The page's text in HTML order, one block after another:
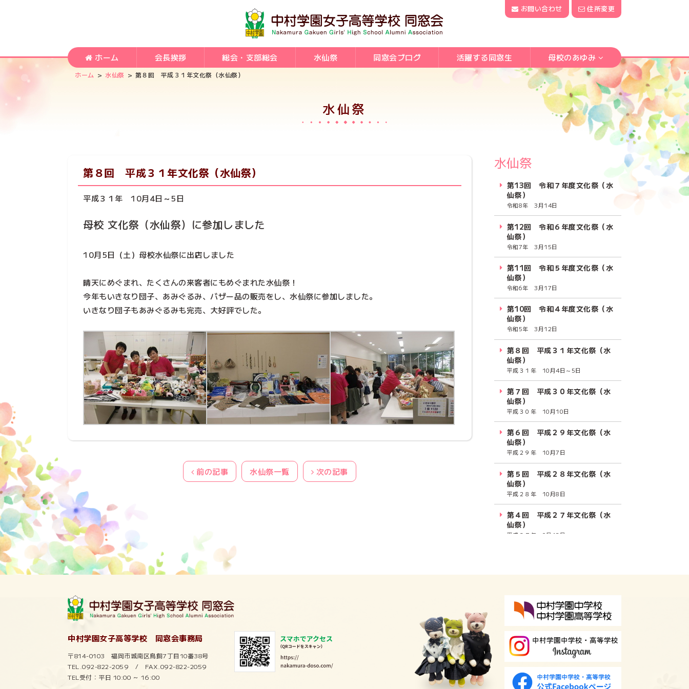
お問い合わせ 住所変更
ホーム 会長挨拶 総会・支部総会 水仙祭 同窓会ブログ 活躍する同窓生 母校のあゆみ
ホーム > 水仙祭 > 第８回 平成３１年文化祭（水仙祭）
水仙祭
第８回 平成３１年文化祭（水仙祭）
平成３１年 10月4日～5日
母校 文化祭（水仙祭）に参加しました
10月5日（土）母校水仙祭に出店しました
晴天にめぐまれ、たくさんの来客者にもめぐまれた水仙祭！
今年もいきなり団子、あみぐるみ、バザー品の販売をし、水仙祭に参加しました。
いきなり団子もあみぐるみも完売、大好評でした。
前の記事 水仙祭一覧 次の記事
水仙祭
第13回 令和７年度文化祭（水
仙祭）
令和8年 3月14日
第12回 令和６年度文化祭（水
仙祭）
令和7年 3月15日
第11回 令和５年度文化祭（水
仙祭）
令和6年 3月17日
第10回 令和４年度文化祭（水
仙祭）
令和5年 3月12日
第８回 平成３１年文化祭（水
仙祭）
平成３１年 10月4日～5日
第７回 平成３０年文化祭（水
仙祭）
平成３０年 10月10日
第６回 平成２９年文化祭（水
仙祭）
平成２９年 10月7日
第５回 平成２８年文化祭（水
仙祭）
平成２８年 10月8日
第４回 平成２７年文化祭（水
仙祭）
平成２７年 9月12日
中村学園女子高等学校 同窓会事務局
〒814-0103 福岡市城南区鳥飼7丁目10番38号
TEL.092-822-2059 / FAX.092-822-2059
TEL受付：平日 10:00 ～ 16:00